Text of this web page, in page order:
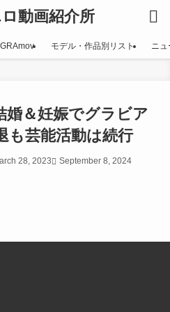
動画紹介所
GRAmov モデル・作品別リスト ニュ
婚＆妊娠でグラビア
も芸能活動は続行
28, 2023 September 8, 2024